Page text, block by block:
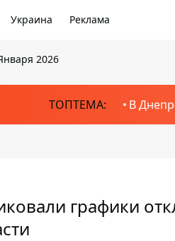
Украина Реклама
2026
ТОПТЕМА: В
графики